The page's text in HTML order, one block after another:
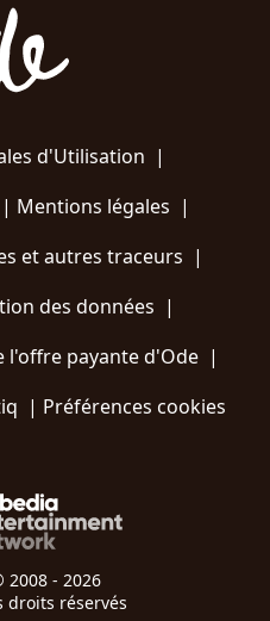
d'Utilisation |
Mentions légales |
et autres traceurs |
des données |
l'offre payante d'Ode |
| Préférences cookies
- 2026
droits réservés